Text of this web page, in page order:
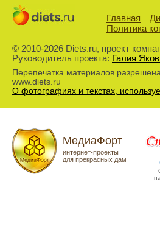
Главная
Политика
© 2010-2026 Diets.ru, проект
Руководитель проекта: Галия
Перепечатка материалов
www.diets.ru
О фотографиях и текстах,
МедиаФорт
интернет-проекты
для прекрасных дам